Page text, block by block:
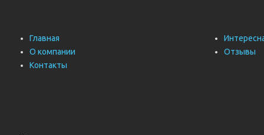
Главная
О компании
Контакты
Отзывы